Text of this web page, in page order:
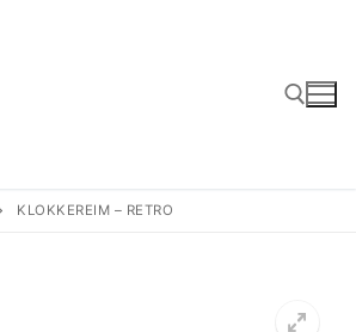
KLOKKEREIM – RETRO